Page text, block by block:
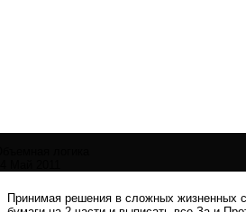
Принимая решения в сложных жизненных